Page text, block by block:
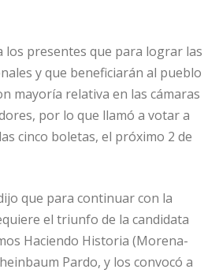
los presentes que para lograr las
y que beneficiarán al pueblo
mayoría relativa en las cámaras
por lo que llamó a votar a
cinco boletas, el próximo 2 de
que para continuar con la
el triunfo de la candidata
Haciendo Historia (Morena-
Pardo, y los convocó a